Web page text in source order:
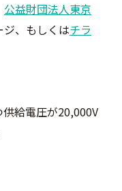
公益財団法人東京
、もしくはチラ
給電圧が20,000V